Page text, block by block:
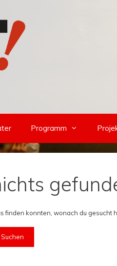
Programm
finden konnten, wonach du gesucht